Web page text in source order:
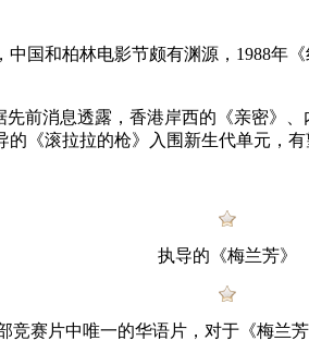
国和柏林电影节颇有渊源，1988年
前消息透露，香港岸西的《亲密》
《滚拉拉的枪》入围新生代单元，有
执导的《梅兰芳》
竞赛片中唯一的华语片，对于《梅兰